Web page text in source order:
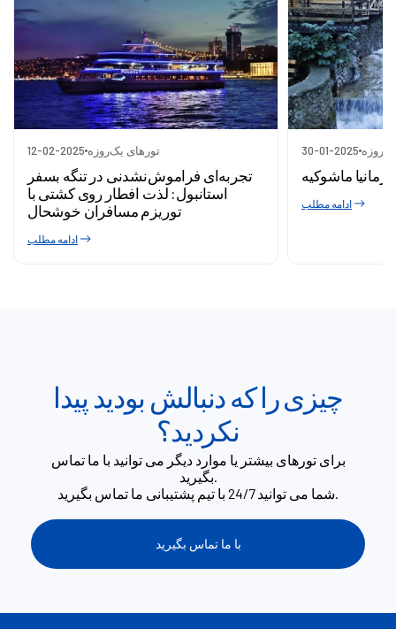
12-02-2025 تورهای یک‌روزه
تجربه‌ای فراموش‌نشدنی در تنگه بسفر
استانبول: لذت افطار روی کشتی با
توریزم مسافران خوشحال
ادامه مطلب
30-01-2025
ماشوکیه
ادامه مطلب
چیزی را که دنبالش بودید پیدا
نکردید؟
برای تورهای بیشتر یا موارد دیگر می توانید با ما تماس
با ما تماس بگیرید